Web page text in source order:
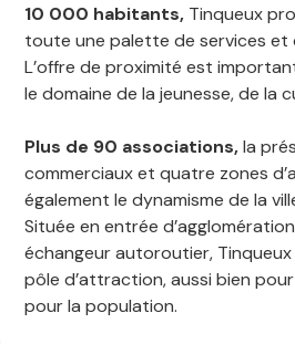
10 000 habitants, Tinqueux
toute une palette de services et
L’offre de proximité est
le domaine de la jeunesse, de la
Plus de 90 associations,la
commerciaux et quatre zones
également le dynamisme de la
Située en entrée
échangeur autoroutier,
pôle d’attraction, aussi bien
pour la population.